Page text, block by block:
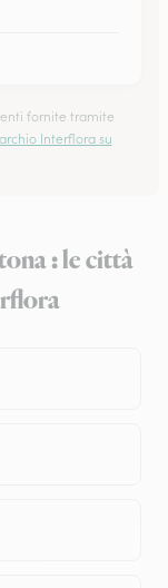
fornite tramite
Interflora su
: le città